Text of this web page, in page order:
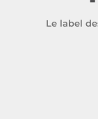
Le label